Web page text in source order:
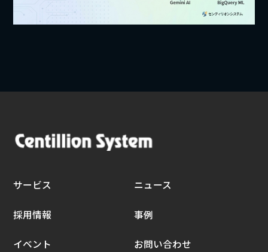
サービス ニュース
採用情報 事例
イベント お問い合わせ